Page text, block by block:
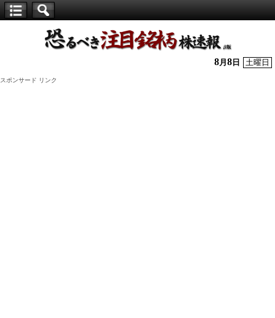
株】
8月 8 日 土曜日
スポンサード リンク